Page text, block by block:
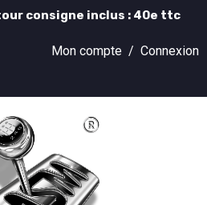
consigne inclus : 40e ttc
Mon compte / Connexion